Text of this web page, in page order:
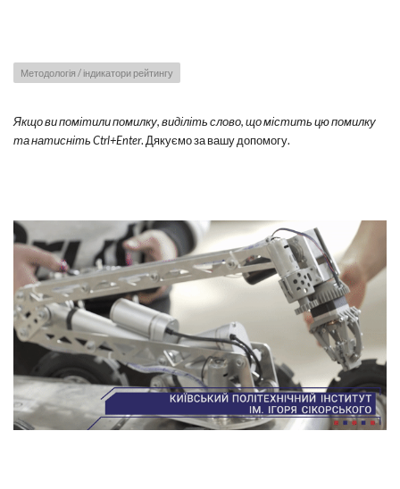
Методологія / індикатори рейтингу
Якщо ви помітили помилку, виділіть слово, що містить цю помилку
та натисніть Ctrl+Enter. Дякуємо за вашу допомогу.